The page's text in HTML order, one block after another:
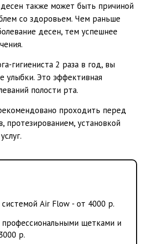
десен также может быть причиной
со здоровьем. Чем раньше
десен, тем успешнее
гигиениста 2 раза в год, вы
улыбки. Это эффективная
полости рта.
проходить перед
протезированием, установкой
системой Air Flow - от 4000 р.
профессиональными щетками и
р.